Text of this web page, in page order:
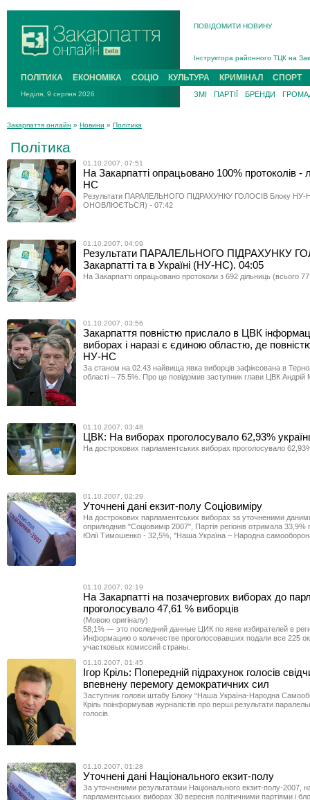
ПОВІДОМИТИ НОВИНУ
Інструктора районного ТЦК на
В Ужгороді попрощаються із
В Ужгороді 5 серпня
Підтвердили загибель
ПОЛІТИКА ЕКОНОМІКА СОЦІО КУЛЬТУРА КРИМІНАЛ СПОРТ
Неділя, 9 серпня 2026 ЗМІ ПАРТІЇ БРЕНДИ
Закарпаття онлайн » Новини » Політика
Політика
01.10.2007, 07:51
На Закарпатті опрацьовано 100% протоколів -
НС
Результати ПАРАЛЕЛЬНОГО ПІДРАХУНКУ ГОЛОСІВ Блоку
ОНОВЛЮЄТЬСЯ) - 07:42
01.10.2007, 04:09
Результати ПАРАЛЕЛЬНОГО ПІДРАХУНКУ
Закарпатті та в Україні (НУ-НС). 04:05
На Закарпатті опрацьовано протоколи з 692 дільниць (всього
01.10.2007, 03:56
Закарпаття повністю прислало в ЦВК
виборах і наразі є єдиною областю, де
НУ-НС
За станом на 02.43 найвища явка виборців зафіксована в
області – 75.5%. Про це повідомив заступник глави ЦВК Андрій
01.10.2007, 03:48
ЦВК: На виборах проголосувало 62,93%
На дострокових парламентських виборах проголосувало
01.10.2007, 02:29
Уточнені дані екзит-полу Соціовиміру
На дострокових парламентських виборах за уточненими
оприлюднив "Соціовимір 2007", Партія регіонів отримала 33,9%
Юлії Тимошенко - 32,5%, "Наша Україна – Народна
01.10.2007, 02:19
На Закарпатті на позачергових виборах до
проголосувало 47,61 % виборців
(Мовою оригіналу)
58,1% — это последний данные ЦИК по явке избирателей в
Информацию о количестве проголосовавших подали все 225
участковых комиссий страны.
01.10.2007, 01:45
Ігор Кріль: Попередній підрахунок голосів
впевнену перемогу демократичних сил
Заступник голови штабу Блоку “Наша Україна-Народна
Кріль поінформував журналістів про перші результати
голосів.
01.10.2007, 01:28
Уточнені дані Національного екзит-полу
За уточненими результатами Національного екзит-полу-2007,
парламентських виборах 30 вересня політичними партіями і